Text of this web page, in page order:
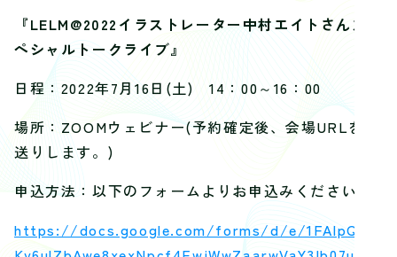
『LELM@2022 イラストレーター中村エイトさんス
ペシャルトークライブ』
日程：2022年7月16日(土) 14：00～16：00
場所：ZOOMウェビナー(予約確定後、会場URLをお
送りします。)
申込方法：以下のフォームよりお申込みください。
https://docs.google.com/forms/d/e/